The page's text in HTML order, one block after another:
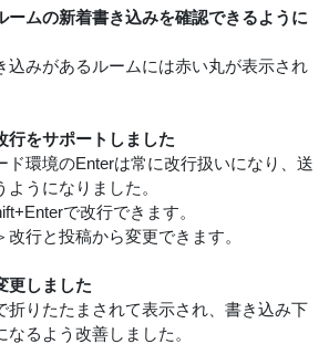
ームの新着書き込みを確認できるように
込みがあるルームには赤い丸が表示され
行をサポートしました
ド環境のEnterは常に改行扱いになり、送
うになりました。
で改行できます。
行と投稿から変更できます。
更しました
折りたたまされて表示され、書き込み下
るよう改善しました。